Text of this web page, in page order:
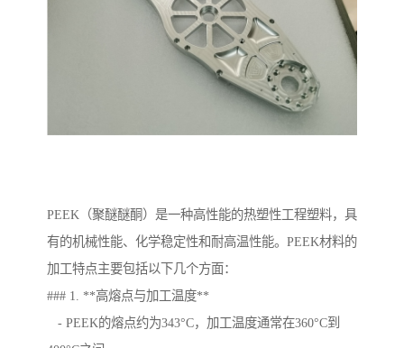
PEEK（聚醚醚酮）是一种高性能的热塑性工程塑料，具
有的机械性能、化学稳定性和耐高温性能。PEEK材料的
加工特点主要包括以下几个方面：
### 1. **高熔点与加工温度**
- PEEK的熔点约为343°C，加工温度通常在360°C到